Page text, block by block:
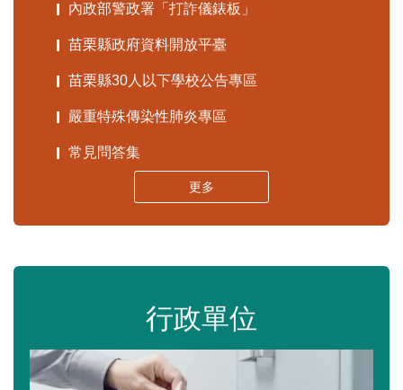
內政部警政署「打詐儀錶板」
苗栗縣政府資料開放平臺
苗栗縣30人以下學校公告專區
嚴重特殊傳染性肺炎專區
常見問答集
更多
行政單位